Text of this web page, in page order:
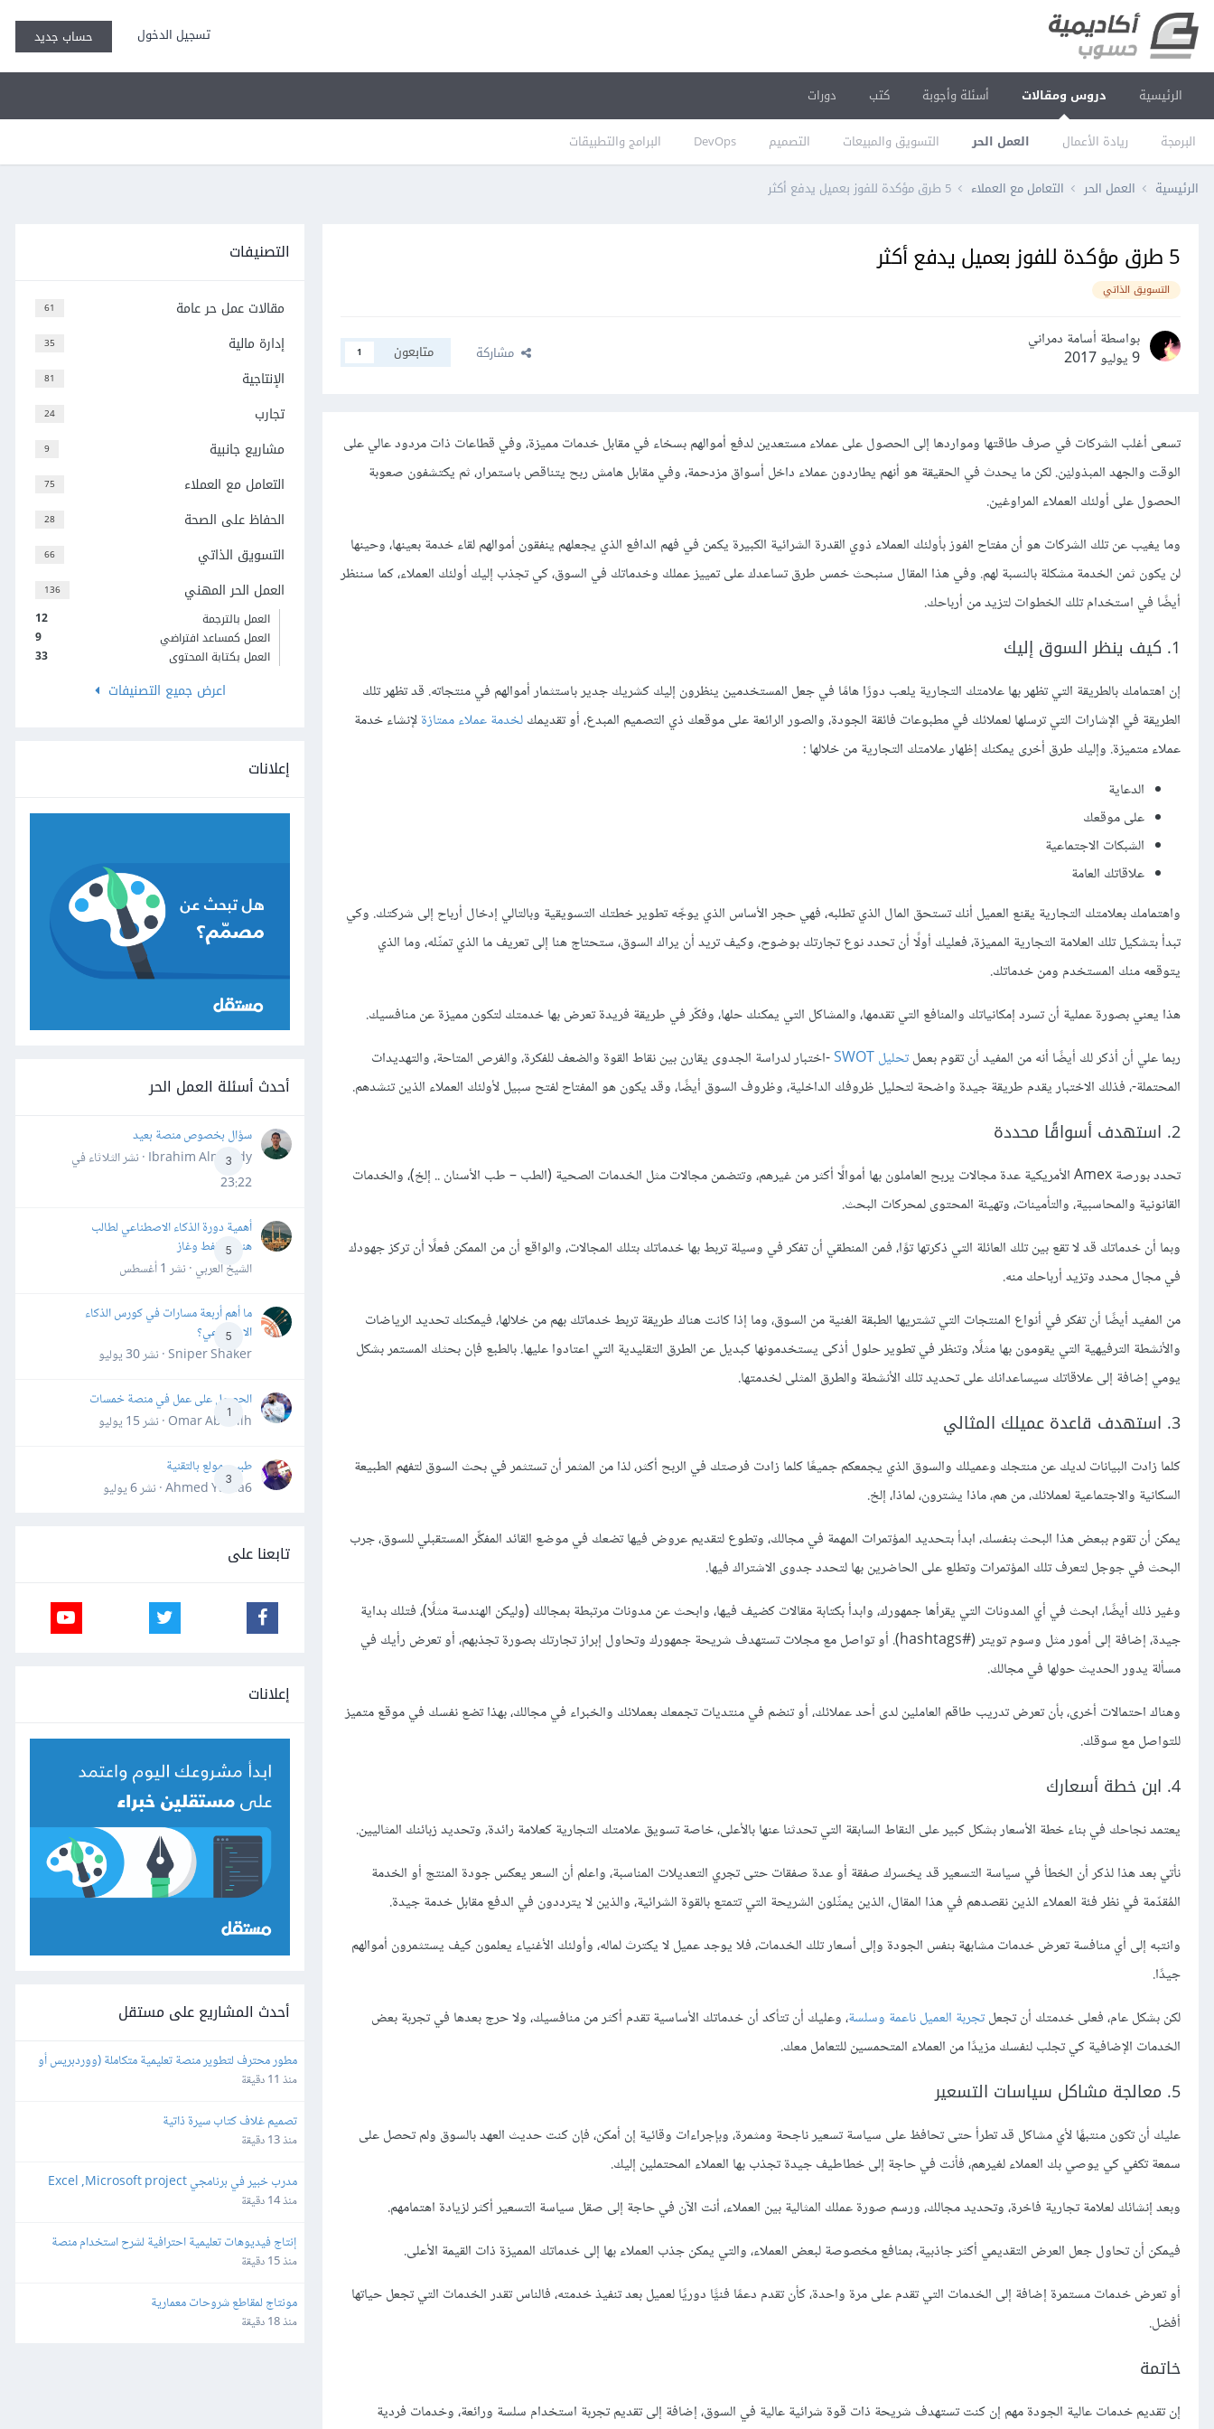
تسجيل الدخول حساب جديد
الرئيسية دروس ومقالات
البرمجة ريادة الأعمال العمل الحر التسويق والمبيعات التصميم DevOps البرامج والتطبيقات
أسئلة وأجوبة كتب دورات
الرئيسية العمل الحر التعامل مع العملاء 5 طرق مؤكدة للفوز بعميل يدفع أكثر
5 طرق مؤكدة للفوز بعميل يدفع أكثر
التسويق الذاتي
بواسطة أسامة دمراني
9 يوليو 2017
مشاركة متابعون 1
تسعى أغلب الشركات في صرف طاقتها ومواردها إلى الحصول على عملاء مستعدين لدفع أموالهم بسخاء في مقابل خدمات مميزة، وفي قطاعات ذات مردود عالي على
الوقت والجهد المبذوليْن. لكن ما يحدث في الحقيقة هو أنهم يطاردون عملاء داخل أسواق مزدحمة، وفي مقابل هامش ربح يتناقص باستمرار، ثم يكتشفون صعوبة
الحصول على أولئك العملاء المراوغين.
وما يغيب عن تلك الشركات هو أن مفتاح الفوز بأولئك العملاء ذوي القدرة الشرائية الكبيرة يكمن في فهم الدافع الذي يجعلهم ينفقون أموالهم لقاء خدمة بعينها، وحينها
لن يكون ثمن الخدمة مشكلة بالنسبة لهم. وفي هذا المقال سنبحث خمس طرق تساعدك على تمييز عملك وخدماتك في السوق، كي تجذب إليك أولئك العملاء، كما سننظر
أيضًا في استخدام تلك الخطوات لتزيد من أرباحك.
1. كيف ينظر السوق إليك
إن اهتمامك بالطريقة التي تظهر بها علامتك التجارية يلعب دورًا هامًا في جعل المستخدمين ينظرون إليك كشريك جدير باستثمار أموالهم في منتجاته. قد تظهر تلك
الطريقة في الإشارات التي ترسلها لعملائك في مطبوعات فائقة الجودة، والصور الرائعة على موقعك ذي التصميم المبدع، أو تقديمكلخدمة عملاء ممتازةلإنشاء خدمة
عملاء متميزة. وإليك طرق أخرى يمكنك إظهار علامتك التجارية من خلالها :
الدعاية
على موقعك
الشبكات الاجتماعية
علاقاتك العامة
واهتمامك بعلامتك التجارية يقنع العميل أنك تستحق المال الذي تطلبه، فهي حجر الأساس الذي يوجِّه تطوير خطتك التسويقية وبالتالي إدخال أرباح إلى شركتك. وكي
تبدأ بتشكيل تلك العلامة التجارية المميزة، فعليك أولًا أن تحدد نوع تجارتك بوضوح، وكيف تريد أن يراك السوق، ستحتاج هنا إلى تعريف ما الذي تمثّله، وما الذي
يتوقعه منك المستخدم ومن خدماتك.
هذا يعني بصورة عملية أن تسرد إمكانياتك والمنافع التي تقدمها، والمشاكل التي يمكنك حلها، وفكّر في طريقة فريدة تعرض بها خدمتك لتكون مميزة عن منافسيك.
ربما علي أن أذكر لك أيضًا أنه من المفيد أن تقوم بعملتحليل SWOT
-اختبار لدراسة الجدوى يقارن بين نقاط القوة والضعف للفكرة، والفرص المتاحة، والتهديدات
المحتملة-، فذلك الاختبار يقدم طريقة جيدة واضحة لتحليل ظروفك الداخلية، وظروف السوق أيضًا، وقد يكون هو المفتاح لفتح سبيل لأولئك العملاء الذين تنشدهم.
2. استهدف أسواقًا محددة
تحدد بورصة Amex الأمريكية عدة مجالات يربح العاملون بها أموالًا أكثر من غيرهم، وتتضمن مجالات مثل الخدمات الصحية (الطب – طب اﻷسنان .. إلخ)، والخدمات
القانونية والمحاسبية، والتأمينات، وتهيئة المحتوى لمحركات البحث.
وبما أن خدماتك قد ﻻ تقع بين تلك العائلة التي ذكرتها توًا، فمن المنطقي أن تفكر في وسيلة تربط بها خدماتك بتلك المجالات، والواقع أن من الممكن فعلًا أن تركز جهودك
في مجال محدد وتزيد أرباحك منه.
من المفيد أيضًا أن تفكر في أنواع المنتجات التي تشتريها الطبقة الغنية من السوق، وما إذا كانت هناك طريقة تربط خدماتك بهم من خلالها، فيمكنك تحديد الرياضات
والأنشطة الترفيهية التي يقومون بها مثلًا، وتنظر في تطوير حلول أذكى يستخدمونها كبديل عن الطرق التقليدية التي اعتادوا عليها. بالطبع فإن بحثك المستمر بشكل
يومي إضافة إلى علاقاتك سيساعدانك على تحديد تلك الأنشطة والطرق المثلى لخدمتها.
3. استهدف قاعدة عميلك المثالي
كلما زادت البيانات لديك عن منتجك وعميلك والسوق الذي يجمعكم جميعًا كلما زادت فرصتك في الربح أكثر، لذا من المثمر أن تستثمر في بحث السوق لتفهم الطبيعة
السكانية والاجتماعية لعملائك، من هم، ماذا يشترون، لماذا، إلخ.
يمكن أن تقوم ببعض هذا البحث بنفسك، ابدأ بتحديد المؤتمرات المهمة في مجالك، وتطوع لتقديم عروض فيها تضعك في موضع القائد المفكِّر المستقبلي للسوق، جرب
البحث في جوجل لتعرف تلك المؤتمرات وتطلع على الحاضرين بها لتحدد جدوى الاشتراك فيها.
وغير ذلك أيضًا، ابحث في أي المدونات التي يقرأها جمهورك، وابدأ بكتابة مقالات كضيف فيها، وابحث عن مدونات مرتبطة بمجالك (وليكن الهندسة مثلًا)، فتلك بداية
جيدة، إضافة إلى أمور مثل وسوم تويتر (#hashtags). أو تواصل مع مجلات تستهدف شريحة جمهورك وتحاول إبراز تجارتك بصورة تجذبهم، أو تعرض رأيك في
مسألة يدور الحديث حولها في مجالك.
وهناك احتمالات أخرى، بأن تعرض تدريب طاقم العاملين لدى أحد عملائك، أو تنضم في منتديات تجمعك بعملائك والخبراء في مجالك، بهذا تضع نفسك في موقع متميز
للتواصل مع سوقك.
4. ابن خطة أسعارك
يعتمد نجاحك في بناء خطة الأسعار بشكل كبير على النقاط السابقة التي تحدثنا عنها باﻷعلى، خاصة تسويق علامتك التجارية كعلامة رائدة، وتحديد زبائنك المثاليين.
نأتي بعد هذا لذكر أن الخطأ في سياسة التسعير قد يخسرك صفقة أو عدة صفقات حتى تجري التعديلات المناسبة، واعلم أن السعر يعكس جودة المنتج أو الخدمة
المُقدّمة في نظر فئة العملاء الذين نقصدهم في هذا المقال، الذين يمثّلون الشريحة التي تتمتع بالقوة الشرائية، والذين ﻻ يترددون في الدفع مقابل خدمة جيدة.
وانتبه إلى أي منافسة تعرض خدمات مشابهة بنفس الجودة وإلى أسعار تلك الخدمات، فلا يوجد عميل ﻻ يكترث لماله، وأولئك الأغنياء يعلمون كيف يستثمرون أموالهم
جيدًا.
لكن بشكل عام، فعلى خدمتك أن تجعلتجربة العميل ناعمة وسلسة، وعليك أن تتأكد أن خدماتك الأساسية تقدم أكثر من منافسيك، وﻻ حرج بعدها في تجربة بعض
الخدمات اﻹضافية كي تجلب لنفسك مزيدًا من العملاء المتحمسين للتعامل معك.
5. معالجة مشاكل سياسات التسعير
عليك أن تكون منتبهًا ﻷي مشاكل قد تطرأ حتى تحافظ على سياسة تسعير ناجحة ومثمرة، وبإجراءات وقائية إن أمكن، فإن كنت حديث العهد بالسوق ولم تحصل على
سمعة تكفي كي يوصي بك العملاء لغيرهم، فأنت في حاجة إلى خطاطيف جيدة تجذب بها العملاء المحتملين إليك.
وبعد إنشائك لعلامة تجارية فاخرة، وتحديد مجالك، ورسم صورة عملك المثالية بين العملاء، أنت الآن في حاجة إلى صقل سياسة التسعير أكثر لزيادة اهتمامهم.
فيمكن أن تحاول جعل العرض التقديمي أكثر جاذبية، بمنافع مخصوصة لبعض العملاء، والتي يمكن جذب العملاء بها إلى خدماتك المميزة ذات القيمة الأعلى.
أو تعرض خدمات مستمرة إضافة إلى الخدمات التي تقدم على مرة واحدة، كأن تقدم دعمًا فنيًّا دوريًا لعميل بعد تنفيذ خدمته، فالناس تقدر الخدمات التي تجعل حياتها
أفضل.
خاتمة
إن تقديم خدمات عالية الجودة مهم إن كنت تستهدف شريحة ذات قوة شرائية عالية في السوق، إضافة إلى تقديم تجربة استخدام سلسة ورائعة، وخدمات فردية
التصنيفات
61 مقالات عمل حر عامة
35 إدارة مالية
81 الإنتاجية
24 تجارب
9 مشاريع جانبية
75 التعامل مع العملاء
28 الحفاظ على الصحة
66 التسويق الذاتي
136 العمل الحر المهني
12
العمل بالترجمة
9
العمل كمساعد افتراضي
33
العمل بكتابة المحتوى
اعرض جميع التصنيفات
إعلانات
أحدث أسئلة العمل الحر
3
سؤال بخصوص منصة بعيد
Ibrahim Almahdy · نشر
الثلاثاء في
23:22
5
أهمية دورة الذكاء الاصطناعي لطالب
هندسة نفط وغاز
الشيخ العربي · نشر 1 أغسطس
5
ما أهم أربعة مسارات في كورس الذكاء
الاصطناعي؟
Sniper Shaker · نشر
30 يوليو
1
الحصول على عمل في منصة خمسات
Omar Abdallh · نشر
15 يوليو
3
طبيب مولع بالتقنية
Ahmed Yahia6 · نشر
6 يوليو
تابعنا على
إعلانات
أحدث المشاريع على مستقل
برمجة خاصة)
منذ 11 دقيقة
تصميم غلاف كتاب سيرة ذاتية
منذ 13 دقيقة
مدرب خبير في برنامجي Excel ,Microsoft project
منذ 14 دقيقة
إلكترونية (Screen Recording Tutorial)
منذ 15 دقيقة
مونتاج لمقاطع شروحات معمارية
منذ 18 دقيقة